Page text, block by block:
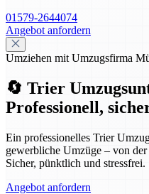
01579-2644074
Angebot anfordern
Umziehen mit Umzugsfirma
🔄 Trier
Professionell,
Ein professionelles Trier
gewerbliche Umzüge – von
Sicher, pünktlich und stressfrei.
Angebot anfordern